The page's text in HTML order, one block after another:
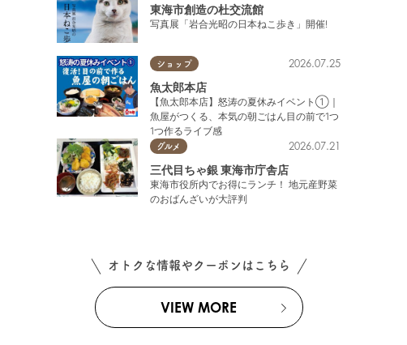
東海市創造の杜交流館
写真展「岩合光昭の日本ねこ歩き」開催!
ショップ 2026.07.25
魚太郎本店
【魚太郎本店】怒涛の夏休みイベント①｜
魚屋がつくる、本気の朝ごはん目の前で1つ
1つ作るライブ感
グルメ 2026.07.21
三代目ちゃ銀 東海市庁舎店
東海市役所内でお得にランチ！ 地元産野菜
のおばんざいが大評判
オトクな情報やクーポンはこちら
VIEW MORE